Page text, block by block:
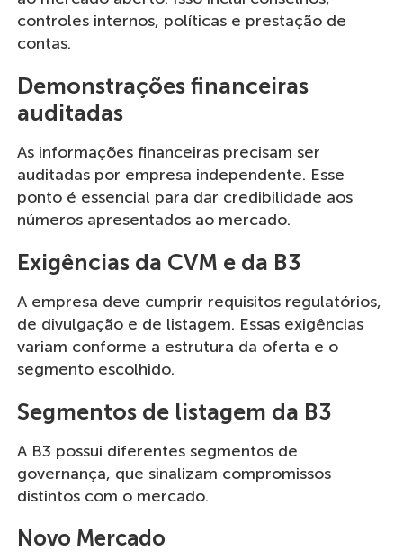
controles internos, políticas e prestação de
contas.
Demonstrações financeiras
auditadas
As informações financeiras precisam ser
auditadas por empresa independente. Esse
ponto é essencial para dar credibilidade aos
números apresentados ao mercado.
Exigências da CVM e da B3
A empresa deve cumprir requisitos regulatórios,
de divulgação e de listagem. Essas exigências
variam conforme a estrutura da oferta e o
segmento escolhido.
Segmentos de listagem da B3
A B3 possui diferentes segmentos de
governança, que sinalizam compromissos
distintos com o mercado.
Novo Mercado